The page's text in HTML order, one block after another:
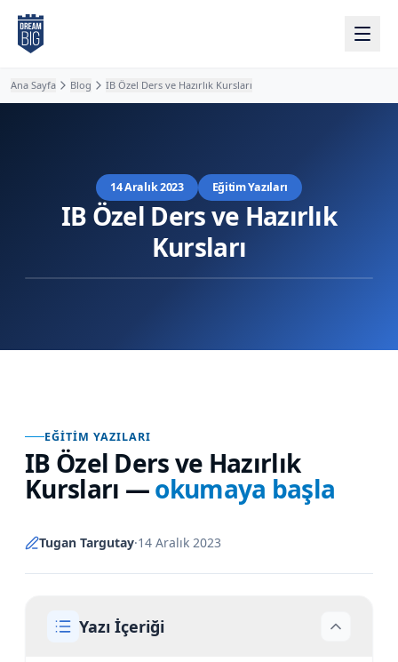
Ana içeriğe atla
Ana Sayfa Blog IB Özel Ders ve Hazırlık Kursları
14 Aralık 2023 Eğitim Yazıları
IB Özel Ders ve Hazırlık
Kursları
EĞITIM YAZILARI
IB Özel Ders ve Hazırlık
Kursları —okumaya başla
Tugan Targutay·14 Aralık 2023
Yazı İçeriği